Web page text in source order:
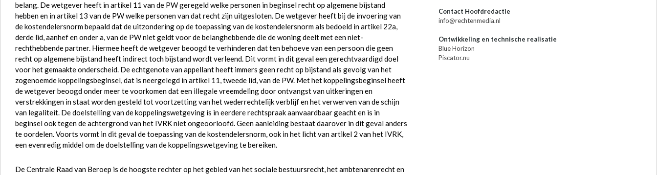
belang. De wetgever heeft in artikel 11 van de PW geregeld welke personen in beginsel recht op algemene bijstand
hebben en in artikel 13 van de PW welke personen van dat recht zijn uitgesloten. De wetgever heeft bij de invoering van
de kostendelersnorm bepaald dat de uitzondering op de toepassing van de kostendelersnorm als bedoeld in artikel 22a,
derde lid, aanhef en onder a, van de PW niet geldt voor de belanghebbende die de woning deelt met een niet-
rechthebbende partner. Hiermee heeft de wetgever beoogd te verhinderen dat ten behoeve van een persoon die geen
recht op algemene bijstand heeft indirect toch bijstand wordt verleend. Dit vormt in dit geval een gerechtvaardigd doel
voor het gemaakte onderscheid. De echtgenote van appellant heeft immers geen recht op bijstand als gevolg van het
zogenoemde koppelingsbeginsel, dat is neergelegd in artikel 11, tweede lid, van de PW. Met het koppelingsbeginsel heeft
de wetgever beoogd onder meer te voorkomen dat een illegale vreemdeling door ontvangst van uitkeringen en
verstrekkingen in staat worden gesteld tot voortzetting van het wederrechtelijk verblijf en het verwerven van de schijn
van legaliteit. De doelstelling van de koppelingswetgeving is in eerdere rechtspraak aanvaardbaar geacht en is in
beginsel ook tegen de achtergrond van het IVRK niet ongeoorloofd. Geen aanleiding bestaat daarover in dit geval anders
te oordelen. Voorts vormt in dit geval de toepassing van de kostendelersnorm, ook in het licht van artikel 2 van het IVRK,
een evenredig middel om de doelstelling van de koppelingswetgeving te bereiken.
De Centrale Raad van Beroep is de hoogste rechter op het gebied van het sociale bestuursrecht, het ambtenarenrecht en
Contact Hoofdredactie
info@rechtenmedia.nl
Ontwikkeling en technische realisatie
Blue Horizon
Piscator.nu